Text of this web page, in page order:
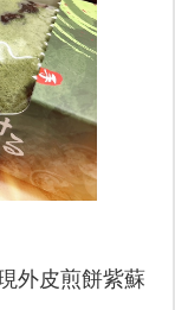
外皮煎餅紫蘇